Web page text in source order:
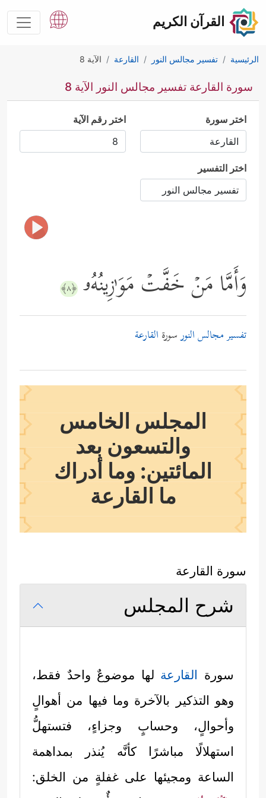
القرآن الكريم
الرئيسية تفسير مجالس النور القارعة الآية 8
سورة القارعة تفسير مجالس النور الآية 8
اختر سورة اختر رقم الآية
اختر التفسير
وَأَمَّا مَنۡ خَفَّتۡ مَوَ ٰ⁠زِینُهُۥ ﴿٨﴾
تفسير مجالس النورسورة القارعة
المجلس الخامس
والتسعون بعد
المائتين: وما أدراك
ما القارعة
سورة القارعة
شرح المجلس
سورة القارعة لها موضوعٌ واحدٌ فقط،
وهو التذكير بالآخرة وما فيها من أهوالٍ
وأحوالٍ، وحسابٍ وجزاءٍ، فتستهلُّ
استهلالًا مباشرًا كأنَّه يُنذر بمداهمة
الساعة ومجيئها على غفلةٍ من الخلق: